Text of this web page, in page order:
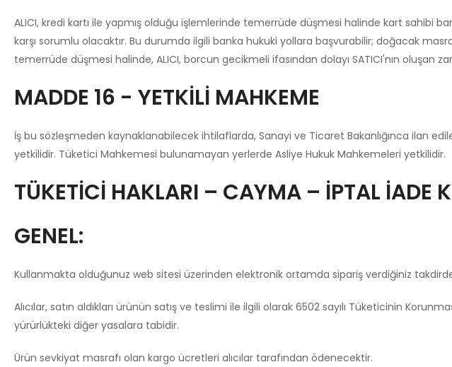
ALICI, kredi kartı ile yapmış olduğu işlemlerinde temerrüde düşmesi halinde kart sahibi
karşı sorumlu olacaktır. Bu durumda ilgili banka hukuki yollara başvurabilir; doğacak
temerrüde düşmesi halinde, ALICI, borcun gecikmeli ifasından dolayı SATICI'nın oluşan
MADDE 16 - YETKİLİ MAHKEME
İş bu sözleşmeden kaynaklanabilecek ihtilaflarda, Sanayi ve Ticaret Bakanlığınca ilan
yetkilidir. Tüketici Mahkemesi bulunamayan yerlerde Asliye Hukuk Mahkemeleri yetkilidir.
TÜKETİCİ HAKLARI – CAYMA – İPTAL İADE
GENEL:
Kullanmakta olduğunuz web sitesi üzerinden elektronik ortamda sipariş verdiğiniz
Alıcılar, satın aldıkları ürünün satış ve teslimi ile ilgili olarak 6502 sayılı Tüketicinin
yürürlükteki diğer yasalara tabidir.
Ürün sevkiyat masrafı olan kargo ücretleri alıcılar tarafından ödenecektir.